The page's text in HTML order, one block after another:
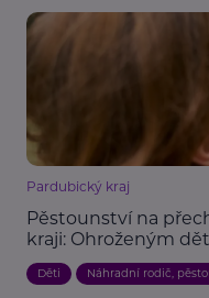
Pardubický kraj
Pěstounství na
kraji: Ohroženým
Děti Náhradní rodič,